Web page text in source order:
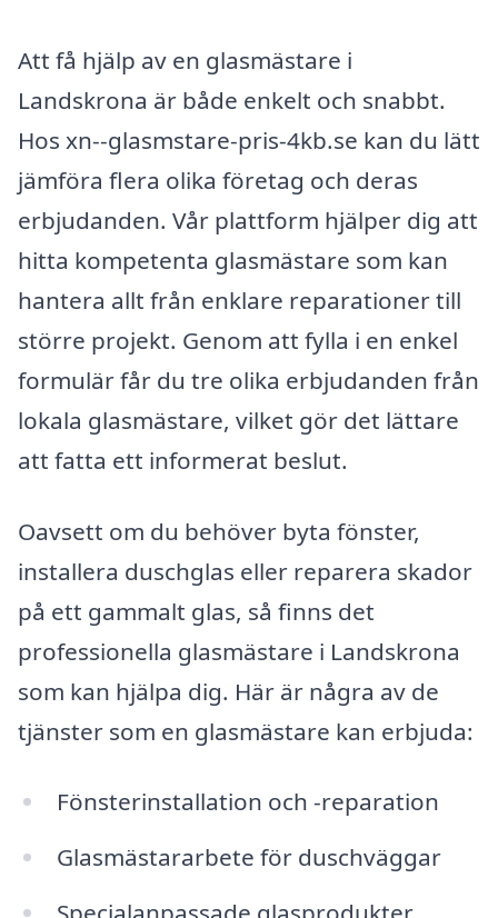
Att få hjälp av en glasmästare i
Landskrona är både enkelt och snabbt.
Hos xn--glasmstare-pris-4kb.se kan du lätt
jämföra flera olika företag och deras
erbjudanden. Vår plattform hjälper dig att
hitta kompetenta glasmästare som kan
hantera allt från enklare reparationer till
större projekt. Genom att fylla i en enkel
formulär får du tre olika erbjudanden från
lokala glasmästare, vilket gör det lättare
att fatta ett informerat beslut.
Oavsett om du behöver byta fönster,
installera duschglas eller reparera skador
på ett gammalt glas, så finns det
professionella glasmästare i Landskrona
som kan hjälpa dig. Här är några av de
tjänster som en glasmästare kan erbjuda:
Fönsterinstallation och -reparation
Glasmästararbete för duschväggar